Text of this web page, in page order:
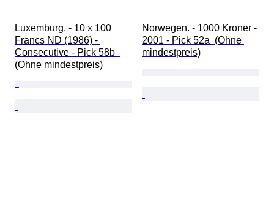
Luxemburg. - 10 x 100
Francs ND (1986) -
Consecutive - Pick 58b
(Ohne mindestpreis)
Norwegen. - 1000 Kroner -
2001 - Pick 52a  (Ohne
mindestpreis)